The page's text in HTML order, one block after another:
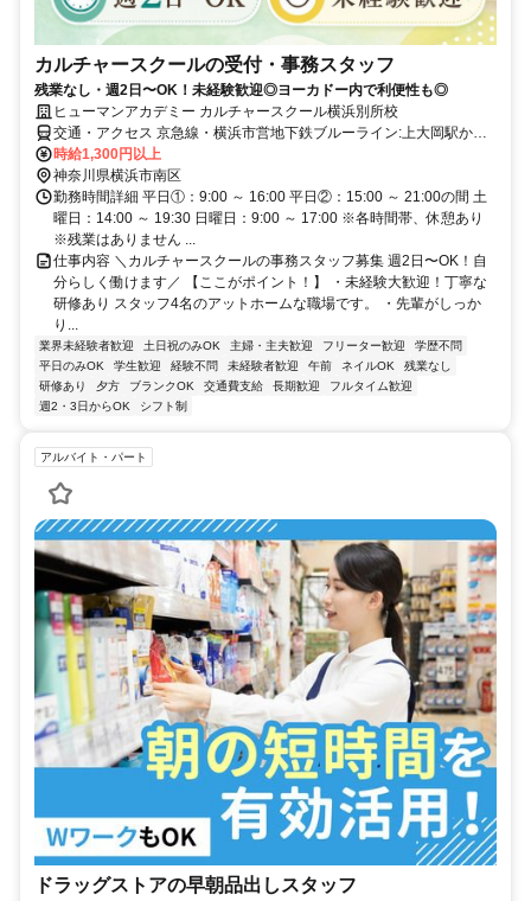
カルチャースクールの受付・事務スタッフ
残業なし・週2日〜OK！未経験歓迎◎ヨーカドー内で利便性も◎
ヒューマンアカデミー カルチャースクール横浜別所校
交通・アクセス 京急線・横浜市営地下鉄ブルーライン:上大岡駅から
徒歩15分 神奈川中央交通:最戸町下車すぐ
時給1,300円以上
神奈川県横浜市南区
勤務時間詳細 平日①：9:00 ～ 16:00 平日②：15:00 ～ 21:00の間 土
曜日：14:00 ～ 19:30 日曜日：9:00 ～ 17:00 ※各時間帯、休憩あり
※残業はありません ...
仕事内容 ＼カルチャースクールの事務スタッフ募集 週2日〜OK！自
分らしく働けます／ 【ここがポイント！】 ・未経験大歓迎！丁寧な
研修あり スタッフ4名のアットホームな職場です。 ・先輩がしっか
り...
業界未経験者歓迎 土日祝のみOK 主婦・主夫歓迎 フリーター歓迎
学歴不問
平日のみOK
学生歓迎 経験不問 未経験者歓迎 午前 ネイルOK
残業なし
研修あり
夕方 ブランクOK 交通費支給 長期歓迎
フルタイム歓迎
週2・3日からOK
シフト制
アルバイト・パート
ドラッグストアの早朝品出しスタッフ